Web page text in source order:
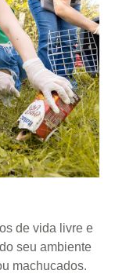
de vida livre e
seu ambiente
machucados.